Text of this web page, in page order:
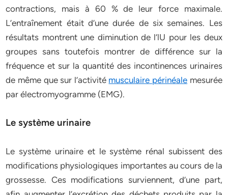
contractions, mais à 60 % de leur force maximale.
L’entraînement était d’une durée de six semaines. Les
résultats montrent une diminution de l’lU pour les deux
groupes sans toutefois montrer de différence sur la
fréquence et sur la quantité des incontinences urinaires
de même que sur l’activité musculaire périnéale mesurée
par électromyogramme (EMG).
Le système urinaire
Le système urinaire et le système rénal subissent des
modifications physiologiques importantes au cours de la
grossesse. Ces modifications surviennent, d’une part,